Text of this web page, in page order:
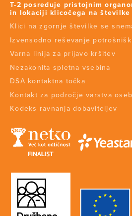
T-2 posreduje pristojnim
in lokaciji klicočega na
Klici na zgornje številke se
Izvensodno reševanje
Varna linija za prijavo kršitev
Nezakonita spletna vsebina
DSA kontaktna točka
Kontakt za področje varstva
Kodeks ravnanja dobaviteljev